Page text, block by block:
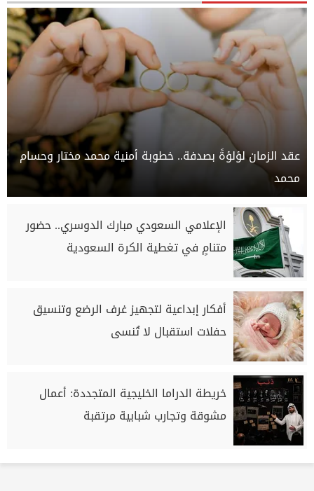
عقد الزمان لؤلؤةً بصدفة.. خطوبة أمنية محمد مختار وحسام
محمد
الإعلامي السعودي مبارك الدوسري.. حضور
متنامٍ في تغطية الكرة السعودية
أفكار إبداعية لتجهيز غرف الرضع وتنسيق
حفلات استقبال لا تُنسى
خريطة الدراما الخليجية المتجددة: أعمال
مشوقة وتجارب شبابية مرتقبة